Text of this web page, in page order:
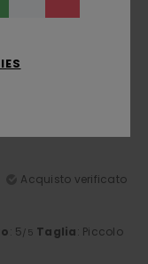
Acquisto verificato
: 5 /5 Taglia: Piccolo